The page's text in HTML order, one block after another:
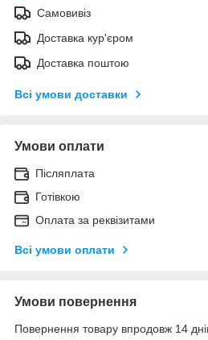
Самовивіз
Доставка кур'єром
Доставка поштою
Всі умови доставки
Умови оплати
Післяплата
Готівкою
Оплата за реквізитами
Всі умови оплати
Умови повернення
Повернення товару впродовж 14